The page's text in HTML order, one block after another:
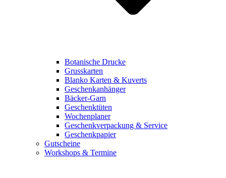
Botanische Drucke
Grusskarten
Blanko Karten & Kuverts
Geschenkanhänger
Bäcker-Garn
Geschenktüten
Wochenplaner
Geschenkverpackung & Service
Geschenkpapier
Gutscheine
Workshops & Termine